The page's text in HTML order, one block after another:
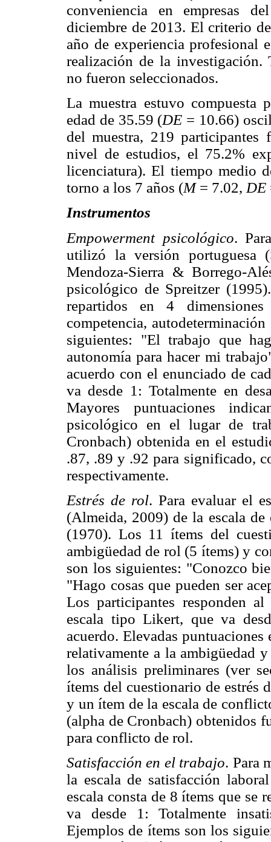
conveniencia en empresas
diciembre de 2013. El criterio
año de experiencia profesional
realización de la investigación.
no fueron seleccionados.
La muestra estuvo compuesta
edad de 35.59 (DE = 10.66)
del muestra, 219
nivel de estudios, el 75.2%
licenciatura). El tiempo medio
torno a los 7 años (M= 7.02, DE
Instrumentos
Empowerment psicológico.
utilizó la versión portuguesa
Mendoza-Sierra & Borrego-
psicológico de Spreitzer
repartidos en 4
competencia,
siguientes: "El trabajo que
autonomía para hacer mi
acuerdo con el enunciado de
va desde 1: Totalmente en
Mayores puntuaciones
psicológico en el lugar de
Cronbach) obtenida en el
.87, .89 y .92 para significado,
respectivamente.
Estrés de rol. Para evaluar el
(Almeida, 2009) de la escala
(1970). Los 11 ítems del
ambigüedad de rol (5 ítems) y
son los siguientes: "Conozco
"Hago cosas que pueden ser
Los participantes responden
escala tipo Likert, que va
acuerdo. Elevadas
relativamente a la ambigüedad
los análisis preliminares (ver
ítems del cuestionario de estrés
y un ítem de la escala de
(alpha de Cronbach) obtenidos
para conflicto de rol.
Satisfacción en el trabajo. Para
la escala de satisfacción
escala consta de 8 ítems que se
va desde 1: Totalmente
Ejemplos de ítems son los